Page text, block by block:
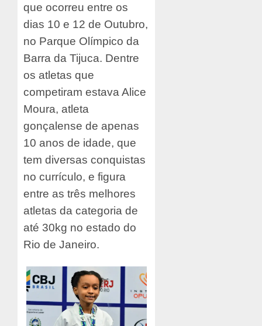
que ocorreu entre os
dias 10 e 12 de Outubro,
no Parque Olímpico da
Barra da Tijuca. Dentre
os atletas que
competiram estava Alice
Moura, atleta
gonçalense de apenas
10 anos de idade, que
tem diversas conquistas
no currículo, e figura
entre as três melhores
atletas da categoria de
até 30kg no estado do
Rio de Janeiro.